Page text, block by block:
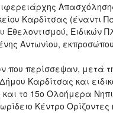
Καρδίτσας (έναντι
Εθελοντισμού,
Αντωνίου,
που περίσσεψαν, μετά
Καρδίτσας και
και το 15ο Ολοήμερα
Κέντρο